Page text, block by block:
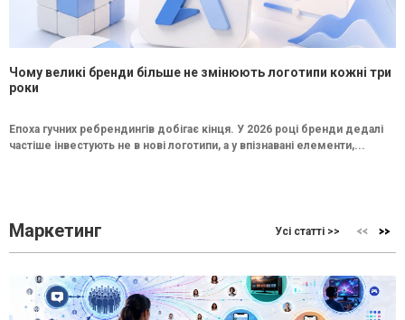
Чому великі бренди більше не змінюють логотипи кожні три
роки
Епоха гучних ребрендингів добігає кінця. У 2026 році бренди дедалі
частіше інвестують не в нові логотипи, а у впізнавані елементи,...
Маркетинг Усі статті >>